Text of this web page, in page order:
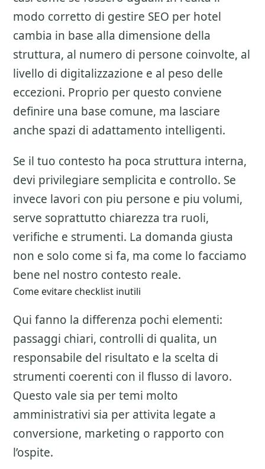
modo corretto di gestire SEO per hotel
cambia in base alla dimensione della
struttura, al numero di persone coinvolte, al
livello di digitalizzazione e al peso delle
eccezioni. Proprio per questo conviene
definire una base comune, ma lasciare
anche spazi di adattamento intelligenti.
Se il tuo contesto ha poca struttura interna,
devi privilegiare semplicita e controllo. Se
invece lavori con piu persone e piu volumi,
serve soprattutto chiarezza tra ruoli,
verifiche e strumenti. La domanda giusta
non e solo come si fa, ma come lo facciamo
bene nel nostro contesto reale.
Come evitare checklist inutili
Qui fanno la differenza pochi elementi:
passaggi chiari, controlli di qualita, un
responsabile del risultato e la scelta di
strumenti coerenti con il flusso di lavoro.
Questo vale sia per temi molto
amministrativi sia per attivita legate a
conversione, marketing o rapporto con
l’ospite.